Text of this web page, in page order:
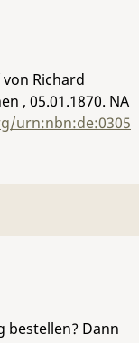
Richard
, 05.01.1870. NA
urn:nbn:de:0305
bestellen? Dann